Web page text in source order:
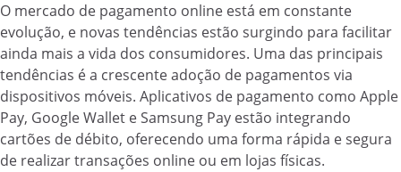
O mercado de pagamento online está em constante
evolução, e novas tendências estão surgindo para facilitar
ainda mais a vida dos consumidores. Uma das principais
tendências é a crescente adoção de pagamentos via
dispositivos móveis. Aplicativos de pagamento como Apple
Pay, Google Wallet e Samsung Pay estão integrando
cartões de débito, oferecendo uma forma rápida e segura
de realizar transações online ou em lojas físicas.